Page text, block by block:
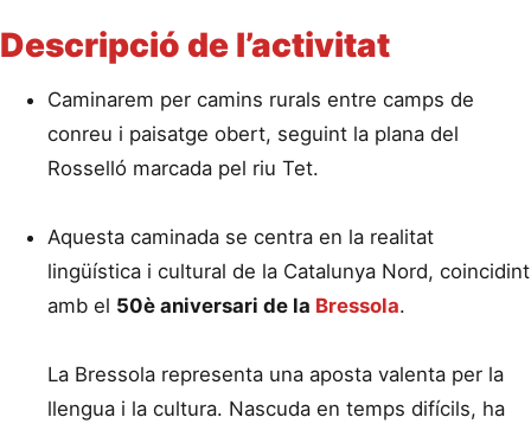
Descripció de l’activitat
Caminarem per camins rurals entre camps de
conreu i paisatge obert, seguint la plana del
Rosselló marcada pel riu Tet.
Aquesta caminada se centra en la realitat
lingüística i cultural de la Catalunya Nord, coincidint
amb el 50è aniversari de la Bressola.
La Bressola representa una aposta valenta per la
llengua i la cultura. Nascuda en temps difícils, ha